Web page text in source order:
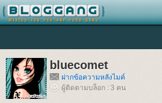
bluecomet
ฝากข้อความหลังไมค์
ผู้ติดตามบล็อก : 3 คน